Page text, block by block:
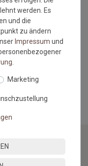
auftreten und sind
im Wunschmaß
und
Wir empfehlen, sich
»
werden. Es
und die
zu ändern
Impressum und
Marketing